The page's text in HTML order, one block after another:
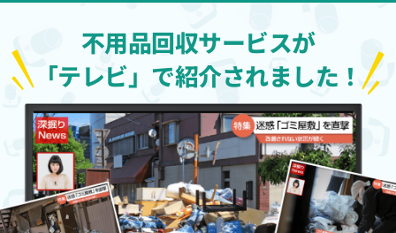
不用品回収サービスが
「テレビ」で紹介されました！